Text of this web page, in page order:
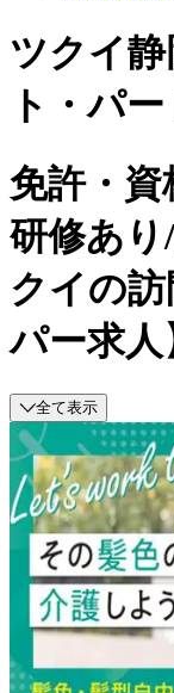
ツクイ
ト・パ
免許・
研修あり
クイの
パー求人
全て表示